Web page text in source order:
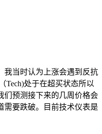
我当时认为上涨会遇到反抗
Tech)处于在超买状态所以
们预测接下来的几周价格会
需要跌破。目前技术仪表是